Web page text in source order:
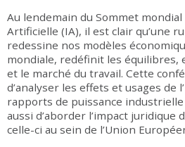
Au lendemain du Sommet
Artificielle (IA), il est clair qu’une
redessine nos modèles
mondiale, redéfinit les équilibres,
et le marché du travail. Cette
d’analyser les effets et usages de
rapports de puissance
aussi d’aborder l’impact juridique
celle-ci au sein de l’Union